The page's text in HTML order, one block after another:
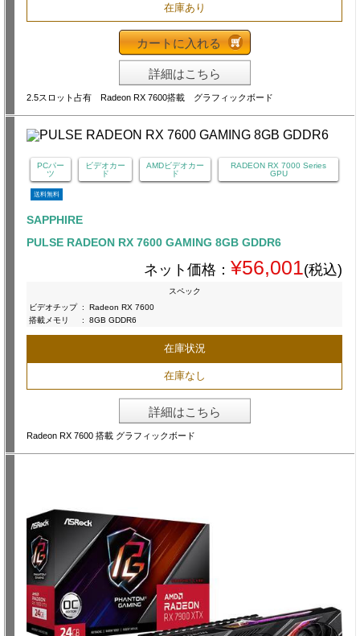
在庫あり
カートに入れる
詳細はこちら
2.5スロット占有 Radeon RX 7600搭載 グラフィックボード
PCパー
ツ
ビデオカー
ド
AMDビデオカー
ド
RADEON RX 7000 Series
GPU
送料無料
SAPPHIRE
PULSE RADEON RX 7600 GAMING 8GB GDDR6
ネット価格： ¥56,001(税込)
スペック
ビデオチップ :
Radeon RX 7600
搭載メモリ
: 8GB GDDR6
在庫状況
在庫なし
詳細はこちら
Radeon RX 7600 搭載 グラフィックボード